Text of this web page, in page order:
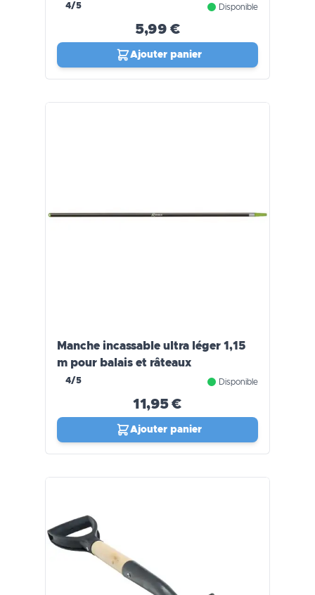
4/5 Disponible
5,99 €
Ajouter panier
Manche incassable ultra léger 1,15
m pour balais et râteaux
4/5 Disponible
11,95 €
Ajouter panier